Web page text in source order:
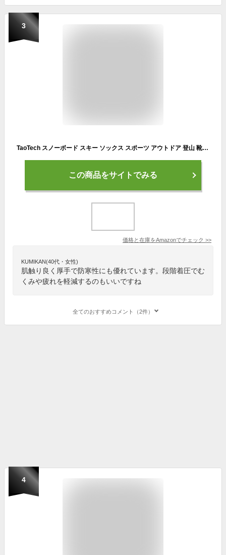
3
TaoTech スノーボード スキー ソックス スポーツ アウトドア 登山 靴下 アクリル繊維 厚手 段階着圧 防寒 通気 抗菌 防臭 吸汗 速乾 (ロングL(25-28cm), 黒(2足))
この商品をサイトでみる
価格と在庫をAmazonでチェック >>
KUMIKAN(40代・女性)
肌触り良く厚手で防寒性にも優れています。段階着圧でむ
くみや疲れを軽減するのもいいですね
全てのおすすめコメント（2件）
4